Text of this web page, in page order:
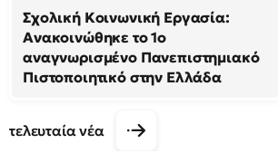
Σχολική Κοινωνική Εργασία:
Ανακοινώθηκε το 1ο
αναγνωρισμένο Πανεπιστημιακό
Πιστοποιητικό στην Ελλάδα
τελευταία νέα